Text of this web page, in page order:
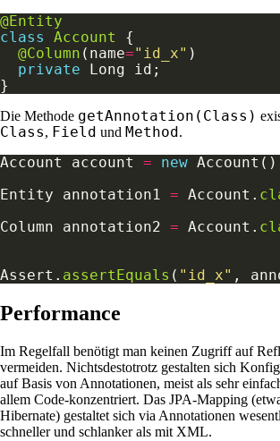
@Entity
class
Account
@Column (name="id_x"
private
Die Methode getAnnotation(Class)
Class, Field und Method .
Account account = new
Entity annotation1 = Account.
Column annotation2 = Account.
Assert. assertEquals ( "id_x" ,
Performance
Im Regelfall benötigt man keinen Zugriff auf
vermeiden. Nichtsdestotrotz gestalten sich
auf Basis von Annotationen, meist als sehr
allem Code-konzentriert. Das JPA-Mapping
Hibernate) gestaltet sich via Annotationen
schneller und schlanker als mit XML.